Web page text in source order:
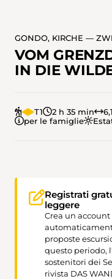
GONDO, KIRCHE —
VOM
IN DIE
T1 2 h 35 min
per le famiglie
Registrati
leggere
Crea un
proposte
questo periodo,
sostenitori dei
rivista DAS